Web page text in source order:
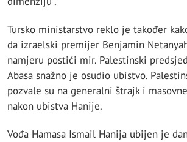
Tursko ministarstvo reklo je također
da izraelski premijer Benjamin
namjeru postići mir. Palestinski
Abasa snažno je osudio ubistvo.
pozvale su na generalni štrajk i
nakon ubistva Hanije.
Vođa Hamasa Ismail Hanija ubijen je